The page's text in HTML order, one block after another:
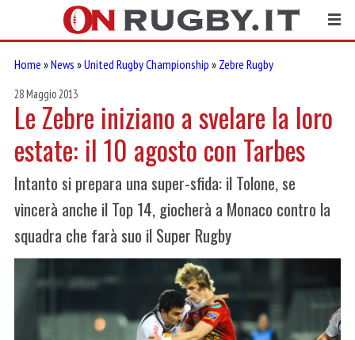
Home »News »United Rugby Championship » Zebre Rugby
28 Maggio 2013
Le Zebre iniziano a svelare la loro
estate: il 10 agosto con Tarbes
Intanto si prepara una super-sfida: il Tolone, se
vincerà anche il Top 14, giocherà a Monaco contro la
squadra che farà suo il Super Rugby